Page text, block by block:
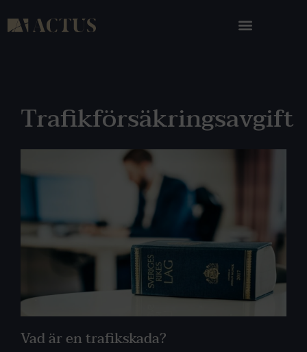
Trafikförsäkringsavgift
Vad är en trafikskada?